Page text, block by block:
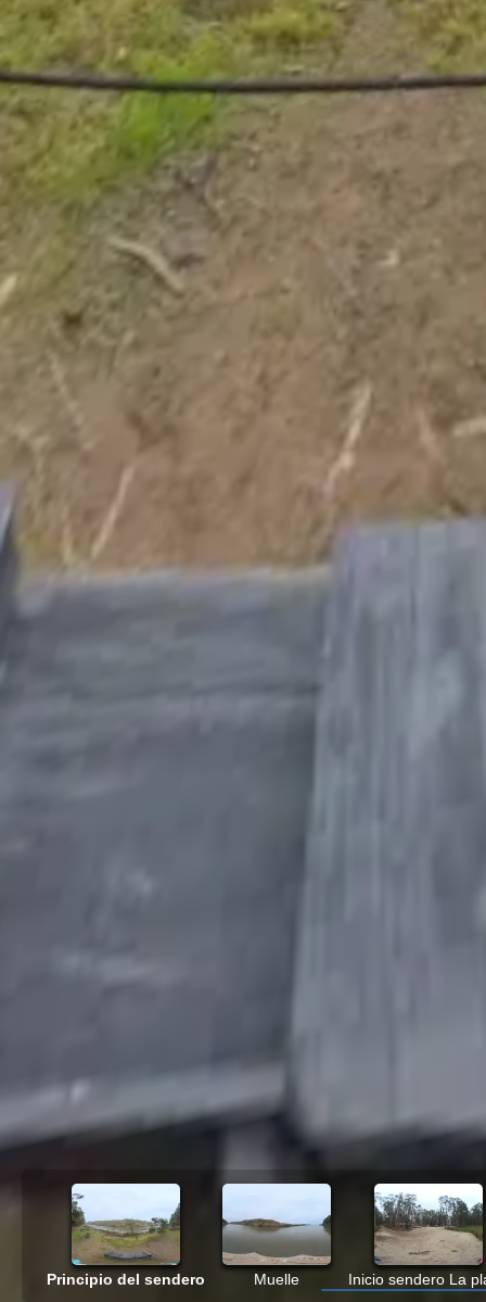
Principio del sendero Muelle Inicio sendero La